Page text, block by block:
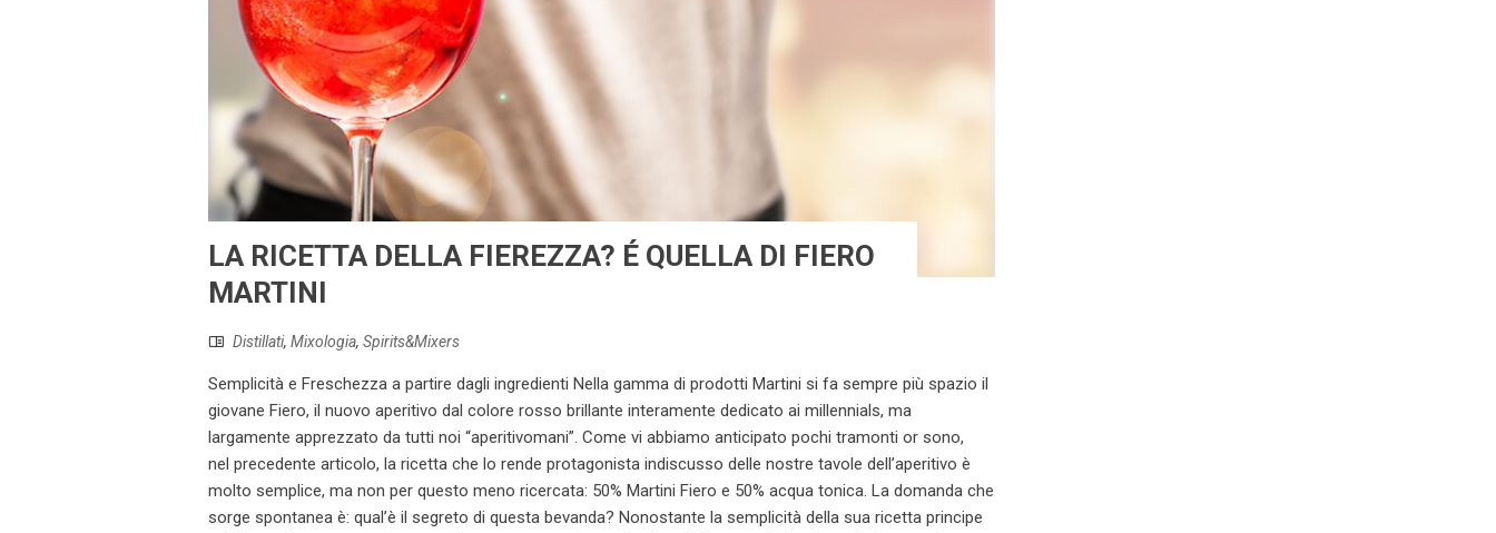
LA RICETTA DELLA FIEREZZA? É QUELLA DI FIERO
MARTINI
Distillati, Mixologia, Spirits&Mixers
Semplicità e Freschezza a partire dagli ingredienti Nella gamma di prodotti Martini si fa sempre più spazio il
giovane Fiero, il nuovo aperitivo dal colore rosso brillante interamente dedicato ai millennials, ma
largamente apprezzato da tutti noi “aperitivomani”. Come vi abbiamo anticipato pochi tramonti or sono,
nel precedente articolo, la ricetta che lo rende protagonista indiscusso delle nostre tavole dell’aperitivo è
molto semplice, ma non per questo meno ricercata: 50% Martini Fiero e 50% acqua tonica. La domanda che
sorge spontanea è: qual’è il segreto di questa bevanda? Nonostante la semplicità della sua ricetta principe